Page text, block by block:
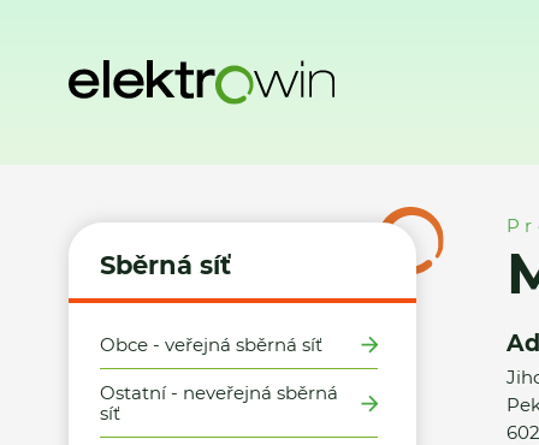
Sběrná síť
Obce - veřejná sběrná síť
Ostatní - neveřejná sběrná
síť